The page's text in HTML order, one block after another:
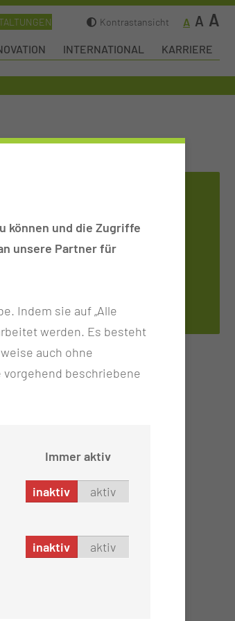
Kontrastansicht A A A
INTERNATIONAL KARRIERE
können und die Zugriffe
unsere Partner für
Indem sie auf „Alle
werden. Es besteht
auch ohne
beschriebene
Immer aktiv
inaktiv aktiv
inaktiv aktiv